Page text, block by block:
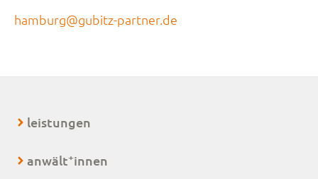
hamburg@gubitz-partner.de
leistungen
anwält+innen